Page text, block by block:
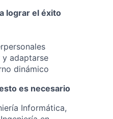
lograr el éxito
adaptarse
dinámico
es necesario
Informática,